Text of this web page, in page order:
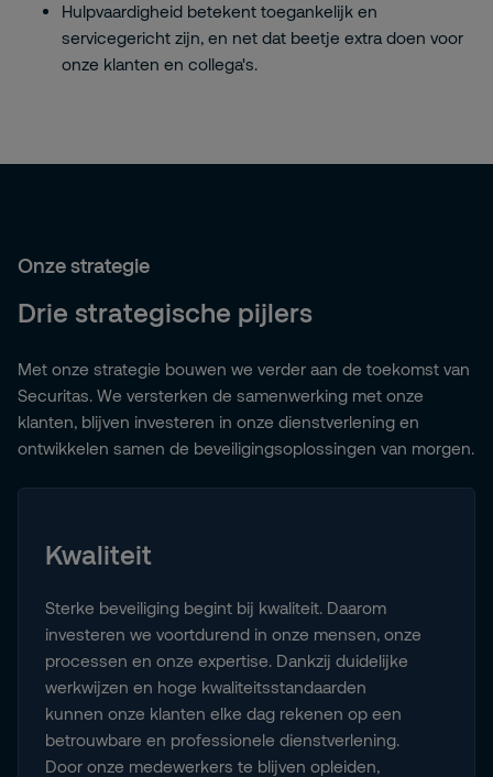
Hulpvaardigheid betekent toegankelijk en
servicegericht zijn, en net dat beetje extra doen voor
onze klanten en collega's.
Onze strategie
Drie strategische pijlers
Met onze strategie bouwen we verder aan de toekomst van
Securitas. We versterken de samenwerking met onze
klanten, blijven investeren in onze dienstverlening en
ontwikkelen samen de beveiligingsoplossingen van morgen.
Kwaliteit
Sterke beveiliging begint bij kwaliteit. Daarom
investeren we voortdurend in onze mensen, onze
processen en onze expertise. Dankzij duidelijke
werkwijzen en hoge kwaliteitsstandaarden
kunnen onze klanten elke dag rekenen op een
betrouwbare en professionele dienstverlening.
Door onze medewerkers te blijven opleiden,